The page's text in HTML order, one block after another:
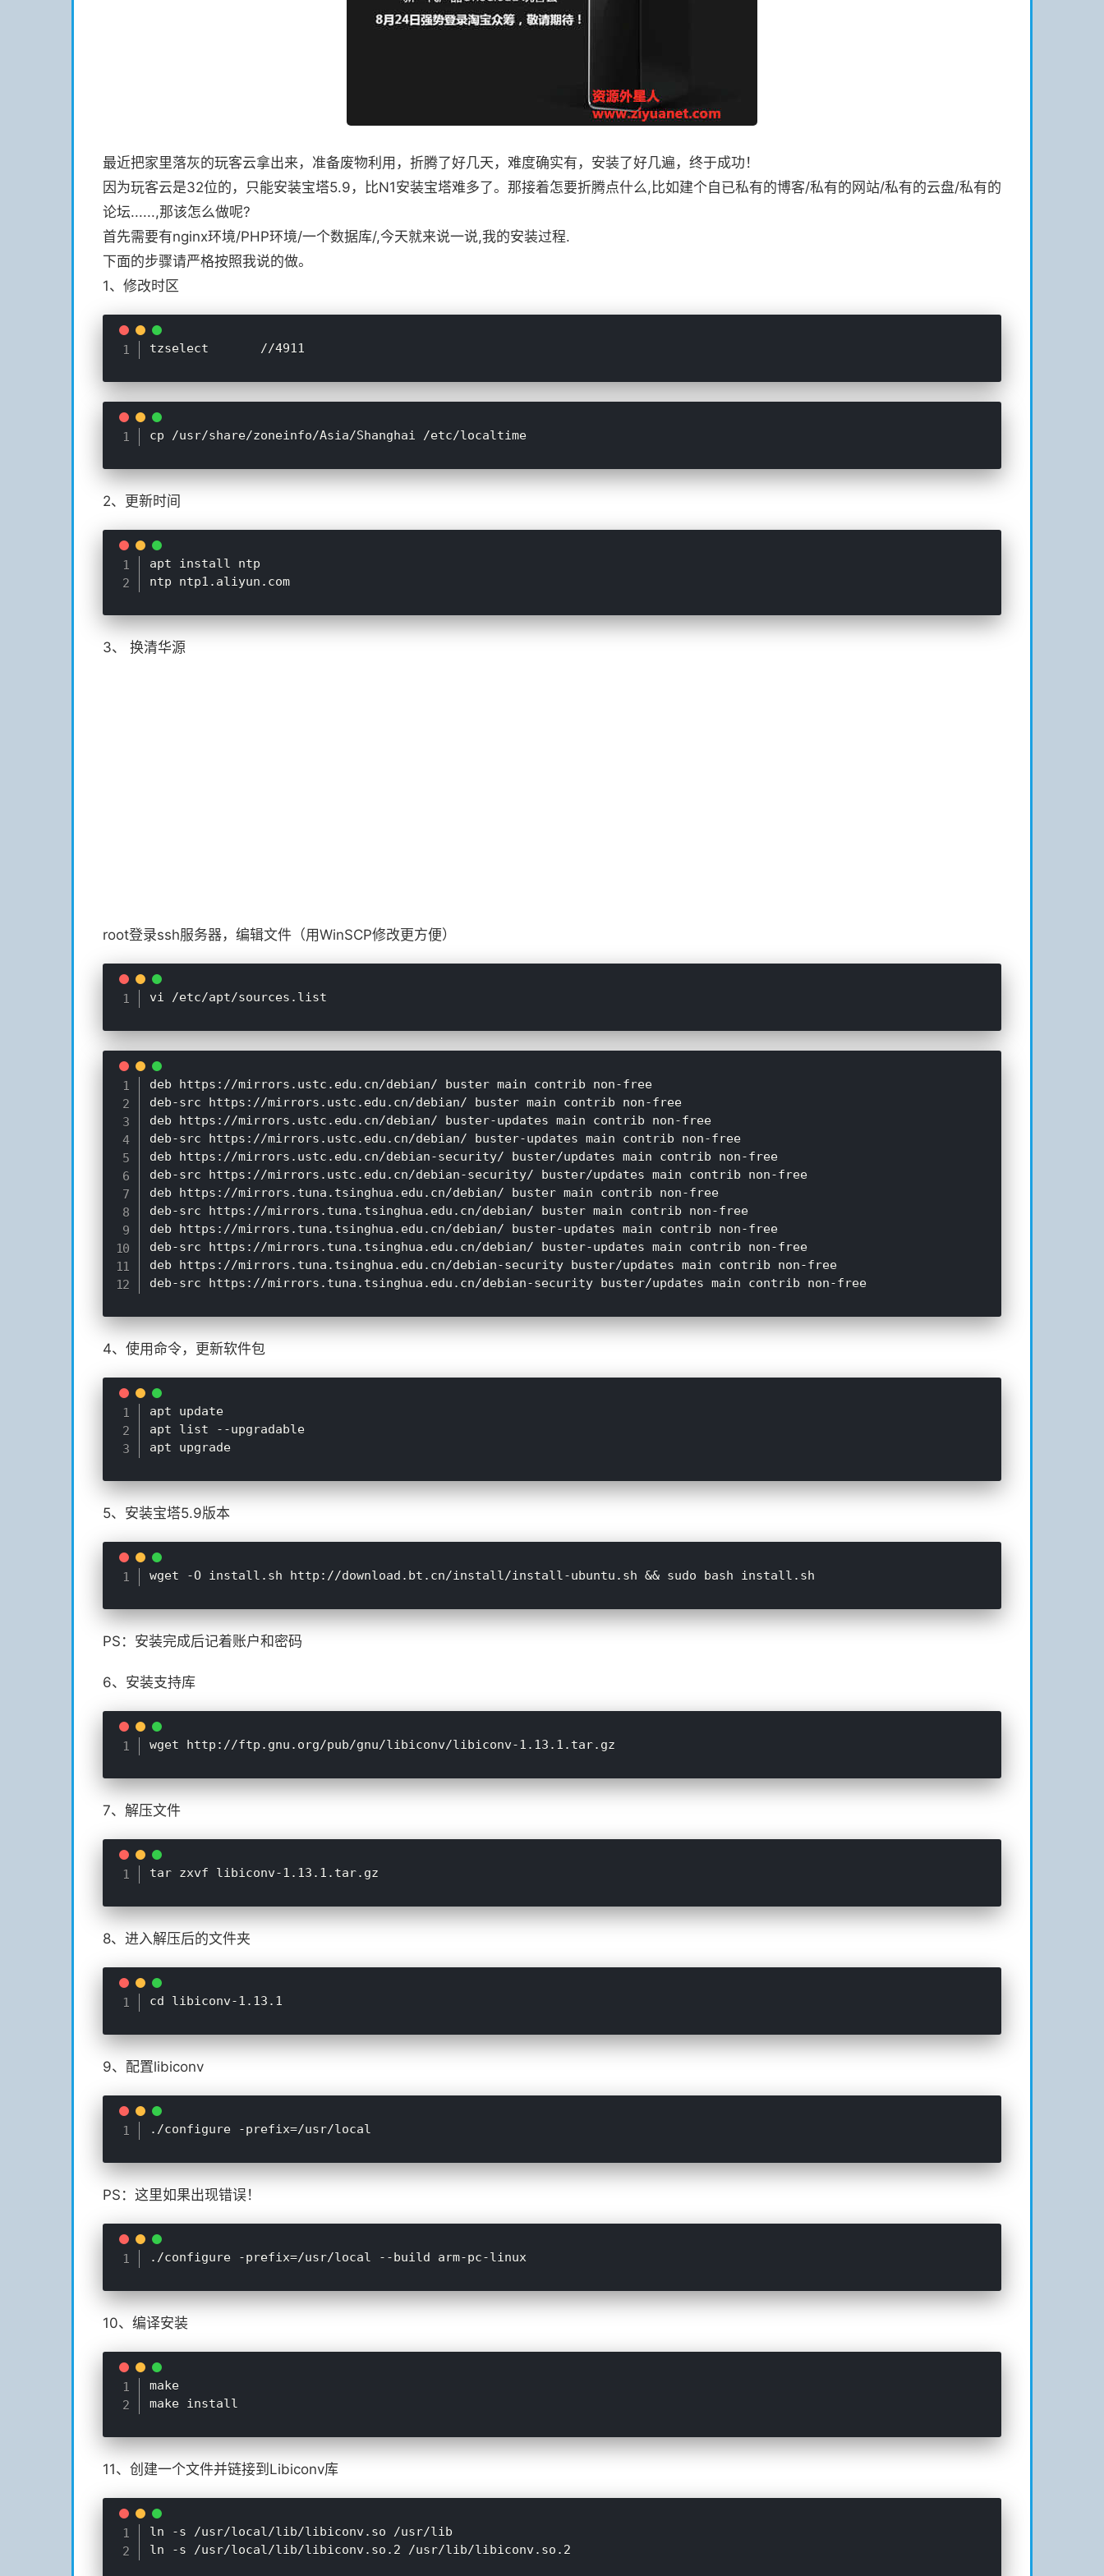
最近把家里落灰的玩客云拿出来，准备废物利用，折腾了好几天，难度确实有，安装了好几遍，终于成功！
因为玩客云是32位的，只能安装宝塔5.9，比N1安装宝塔难多了。那接着怎要折腾点什么,比如建个自已私有的博客/私有的网站/私有的云盘/私有的
论坛......,那该怎么做呢?
首先需要有nginx环境/PHP环境/一个数据库/,今天就来说一说,我的安装过程.
下面的步骤请严格按照我说的做。
1、修改时区
2、更新时间
apt install ntp
3、 换清华源
root登录ssh服务器，编辑文件（用WinSCP修改更方便）
deb https://mirrors.ustc.edu.cn/debian/ buster main contrib non-free
deb-src https://mirrors.ustc.edu.cn/debian/ buster main contrib non-free
deb https://mirrors.ustc.edu.cn/debian/ buster-updates main contrib non-free
deb-src https://mirrors.ustc.edu.cn/debian/ buster-updates main contrib non-free
deb https://mirrors.ustc.edu.cn/debian-security/ buster/updates main contrib non-free
deb-src https://mirrors.ustc.edu.cn/debian-security/ buster/updates main contrib non-free
deb https://mirrors.tuna.tsinghua.edu.cn/debian/ buster main contrib non-free
deb-src https://mirrors.tuna.tsinghua.edu.cn/debian/ buster main contrib non-free
deb https://mirrors.tuna.tsinghua.edu.cn/debian/ buster-updates main contrib non-free
deb-src https://mirrors.tuna.tsinghua.edu.cn/debian/ buster-updates main contrib non-free
deb https://mirrors.tuna.tsinghua.edu.cn/debian-security buster/updates main contrib non-free
4、使用命令，更新软件包
apt update
apt list --upgradable
5、安装宝塔5.9版本
PS：安装完成后记着账户和密码
6、安装支持库
7、解压文件
8、进入解压后的文件夹
9、配置libiconv
PS：这里如果出现错误！
10、编译安装
make
11、创建一个文件并链接到Libiconv库
ln -s /usr/local/lib/libiconv.so /usr/lib